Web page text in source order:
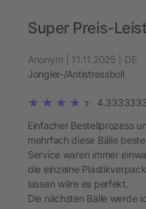
Super Preis-
Anonym | 11.11.2025 | DE
Jongler-/Antistressboll
Einfacher Bestellprozess
mehrfach diese Bälle
Service waren immer
die einzelne
lassen wäre es perfekt.
Die nächsten Bälle werde